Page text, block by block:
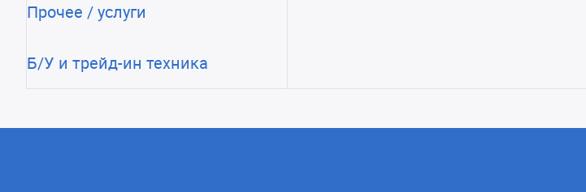
Прочее / услуги
Б/У и трейд-ин техника